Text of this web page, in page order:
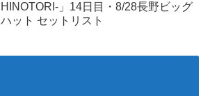
HINOTORI-」14日目・8/28長野ビッグ
ハット セットリスト